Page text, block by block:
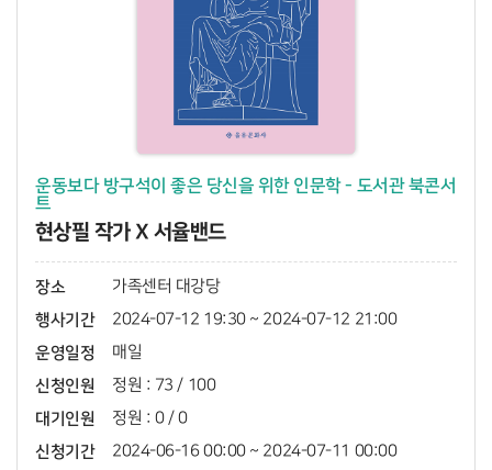
운동보다 방구석이 좋은 당신을 위한 인문학 - 도서관 북콘서
트
현상필 작가 X 서율밴드
장소 가족센터 대강당
행사기간 2024-07-12 19:30 ~ 2024-07-12 21:00
운영일정 매일
신청인원 정원 : 73 / 100
대기인원 정원 : 0 / 0
신청기간 2024-06-16 00:00 ~ 2024-07-11 00:00